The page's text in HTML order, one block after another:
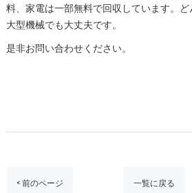
料、家電は一部無料で回収しています。ど
大型機械でも大丈夫です。
是非お問い合わせください。
< 前のページ 一覧に戻る